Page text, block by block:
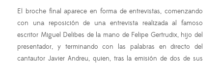
El broche final aparece en forma de entrevistas, comenzando
con una reposición de una entrevista realizada al famoso
escritor Miguel Delibes de la mano de Felipe Gertrudix, hijo del
presentador, y terminando con las palabras en directo del
cantautor Javier Andreu, quien, tras la emisión de dos de sus